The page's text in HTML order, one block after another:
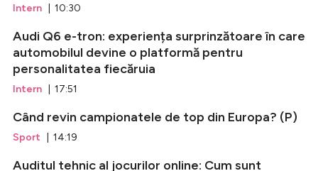
Intern | 10:30
Audi Q6 e-tron: experiența surprinzătoare în care
automobilul devine o platformă pentru
personalitatea fiecăruia
Intern | 17:51
Când revin campionatele de top din Europa? (P)
Sport | 14:19
Auditul tehnic al jocurilor online: Cum sunt